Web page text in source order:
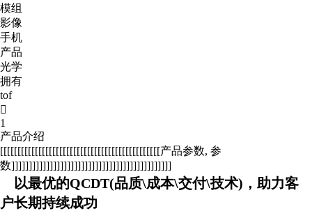
模组
影像
手机
产品
光学
拥有
tof

1
产品介绍
[[[[[[[[[[[[[[[[[[[[[[[[[[[[[[[[[[[[[[[[[[[[[[产品参数, 参
数]]]]]]]]]]]]]]]]]]]]]]]]]]]]]]]]]]]]]]]]]]]]]]
以最优的QCDT(品质\成本\交付\技术)，助力客
户长期持续成功